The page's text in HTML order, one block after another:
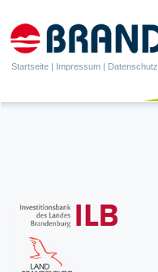
Startseite | Impressum | Datenschutz